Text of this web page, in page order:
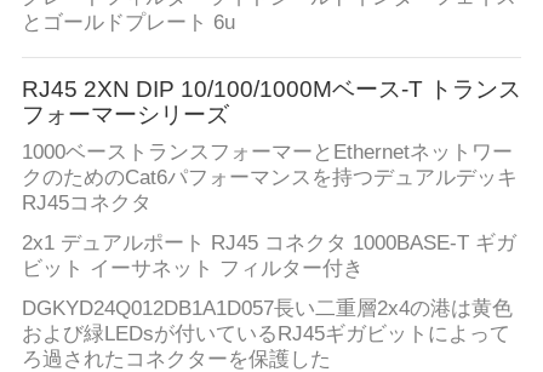
とゴールドプレート 6u
RJ45 2XN DIP 10/100/1000Mベース-T トランス
フォーマーシリーズ
1000ベーストランスフォーマーとEthernetネットワー
クのためのCat6パフォーマンスを持つデュアルデッキ
RJ45コネクタ
2x1 デュアルポート RJ45 コネクタ 1000BASE-T ギガ
ビット イーサネット フィルター付き
DGKYD24Q012DB1A1D057長い二重層2x4の港は黄色
および緑LEDsが付いているRJ45ギガビットによって
ろ過されたコネクターを保護した